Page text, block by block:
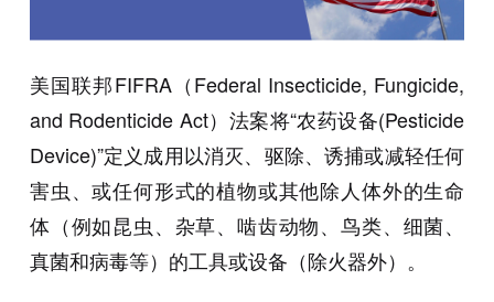
美国联邦FIFRA（Federal Insecticide, Fungicide,
and Rodenticide Act）法案将“农药设备(Pesticide
Device)”定义成用以消灭、驱除、诱捕或减轻任何
害虫、或任何形式的植物或其他除人体外的生命
体（例如昆虫、杂草、啮齿动物、鸟类、细菌、
真菌和病毒等）的工具或设备（除火器外）。